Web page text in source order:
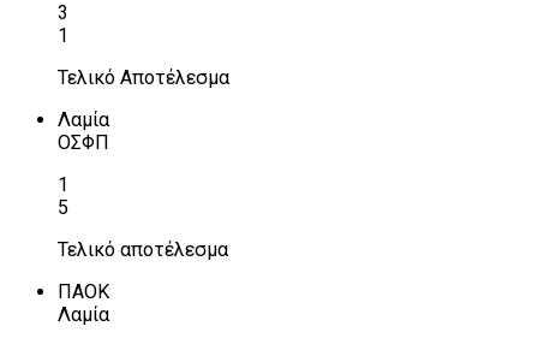
3
1
Τελικό Αποτέλεσμα
Λαμία
ΟΣΦΠ
1
5
Τελικό αποτέλεσμα
ΠΑΟΚ
Λαμία